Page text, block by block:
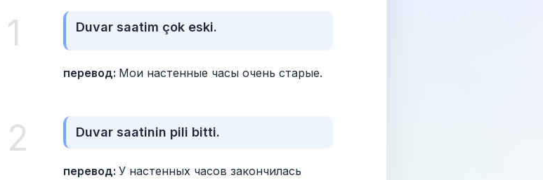
1 Duvar saatim çok eski.
перевод: Мои настенные часы очень старые.
2 Duvar saatinin pili bitti.
перевод: У настенных часов закончилась